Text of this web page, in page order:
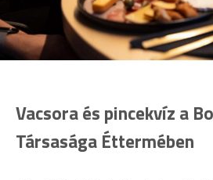
Vacsora és pincekvíz a
Társasága Éttermében